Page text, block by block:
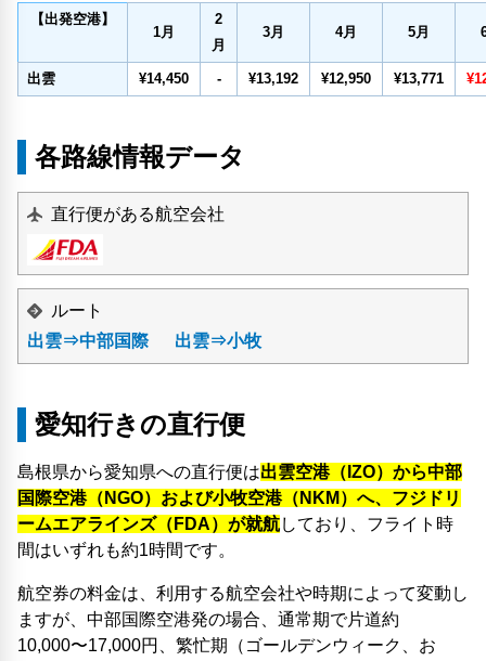
【出発空港】
1月
2
月
3月 4月 5月
出雲 ¥14,450 - ¥13,192 ¥12,950 ¥13,771
各路線情報データ
直行便がある航空会社
ルート
出雲⇒中部国際
出雲⇒小牧
愛知行きの直行便
島根県から愛知県への直行便は出雲空港（IZO）から中部
国際空港（NGO）および小牧空港（NKM）へ、フジドリ
ームエアラインズ（FDA）が就航しており、フライト時
間はいずれも約1時間です。
航空券の料金は、利用する航空会社や時期によって変動し
ますが、中部国際空港発の場合、通常期で片道約
10,000〜17,000円、繁忙期（ゴールデンウィーク、お